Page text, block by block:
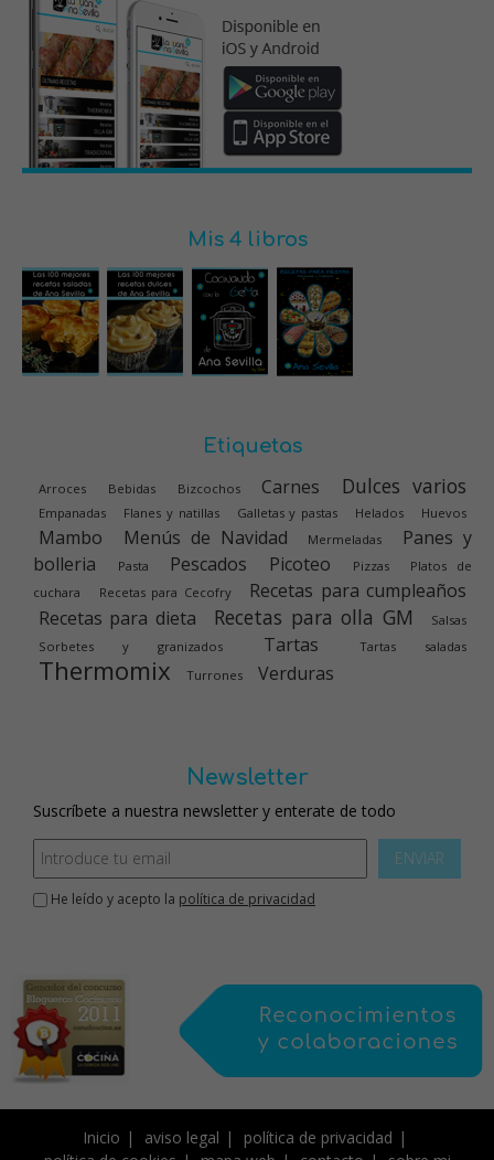
Mis 4 libros
Etiquetas
Arroces Bebidas Bizcochos Carnes Dulces varios
Empanadas Flanes y natillas Galletas y pastas Helados Huevos
Mambo Menús de Navidad Mermeladas
Panes y
bolleria
Pasta Pescados Picoteo Pizzas
Platos de
cuchara
Recetas para Cecofry
Recetas para cumpleaños
Recetas para dieta
Recetas para olla GM
Salsas
Sorbetes y granizados
Tartas Tartas saladas
Thermomix Turrones Verduras
Newsletter
Suscríbete a nuestra newsletter y enterate de todo
ENVIAR
He leído y acepto la política de privacidad
Inicio aviso legal
política de privacidad